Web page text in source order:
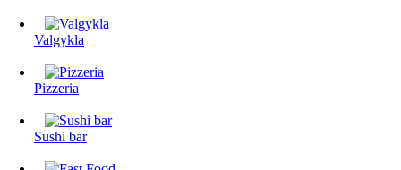
Valgykla
Pizzeria
Sushi bar